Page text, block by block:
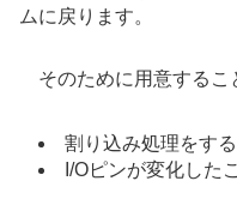
ムに戻ります。
そのために用意するこ
割り込み処理をす
I/Oピンが変化した